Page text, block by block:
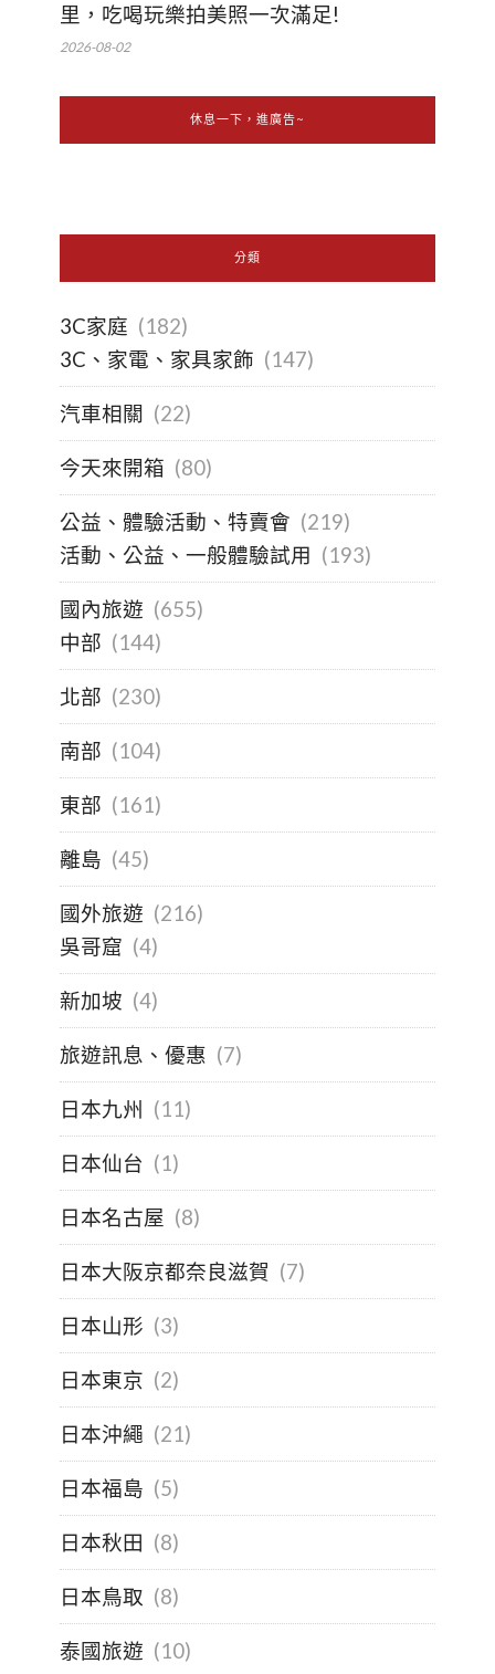
里，吃喝玩樂拍美照一次滿足!
2026-08-02
休息一下，進廣告~
分類
3C家庭 (182)
3C、家電、家具家飾 (147)
汽車相關 (22)
今天來開箱 (80)
公益、體驗活動、特賣會 (219)
活動、公益、一般體驗試用 (193)
國內旅遊 (655)
中部 (144)
北部 (230)
南部 (104)
東部 (161)
離島 (45)
國外旅遊 (216)
吳哥窟 (4)
新加坡 (4)
旅遊訊息、優惠 (7)
日本九州 (11)
日本仙台 (1)
日本名古屋 (8)
日本大阪京都奈良滋賀 (7)
日本山形 (3)
日本東京 (2)
日本沖繩 (21)
日本福島 (5)
日本秋田 (8)
日本鳥取 (8)
泰國旅遊 (10)